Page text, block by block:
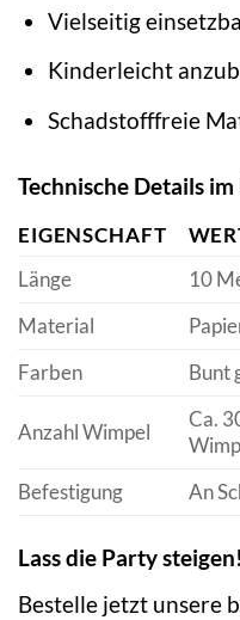
Vielseitig
Kinderleicht
Schadstofffreie
Technische Details
EIGENSCHAFT
Länge
10
Material
Farben
Bunt
Anzahl Wimpel
Ca.
Befestigung
An
Lass die Party steigen!
Bestelle jetzt unsere